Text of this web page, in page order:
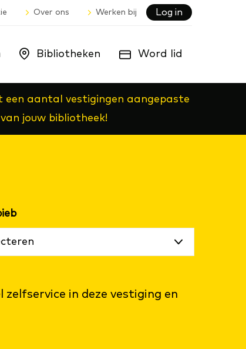
Bibliotheken Word lid
Over ons Werken bij Log in
een aantal vestigingen aangepaste
jouw bibliotheek!
in deze vestiging en